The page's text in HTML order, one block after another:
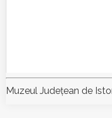
Muzeul Judeţean de